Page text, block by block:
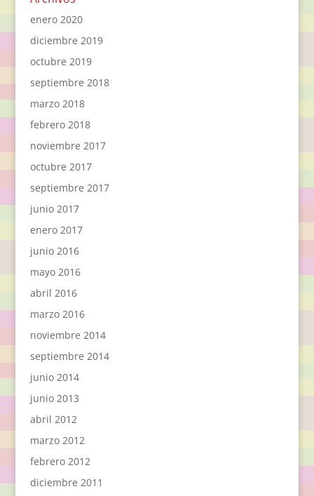
enero 2020
diciembre 2019
octubre 2019
septiembre 2018
marzo 2018
febrero 2018
noviembre 2017
octubre 2017
septiembre 2017
junio 2017
enero 2017
junio 2016
mayo 2016
abril 2016
marzo 2016
noviembre 2014
septiembre 2014
junio 2014
junio 2013
abril 2012
marzo 2012
febrero 2012
diciembre 2011